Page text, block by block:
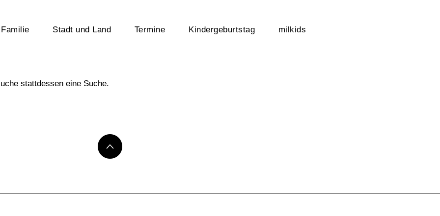
Familie Stadt und Land Termine Kindergeburtstag milkids
stattdessen eine Suche.